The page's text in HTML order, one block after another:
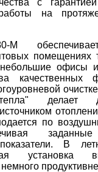
на
M
помещениях
офисы
качественных
тепла" делает
по
заданные
В
установка